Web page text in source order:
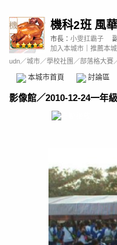
機科2班 風
市長： 小雯扛霸子
加入本城市
推薦本
udn／城市／學校社團 ／部落格大賽
本城市首頁 討論區
影像館／2010-12-24一年